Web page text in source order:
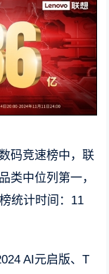
码竞速榜中，联
类中位列第一，
统计时间：11
AI元启版、T